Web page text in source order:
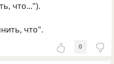
что...").
что".
0